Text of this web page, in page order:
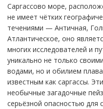
Саргассово море,
не имеет чётких
течениями — Античная,
Атлантическое, оно
многих исследователей и
уникально не только
водами, но и обилием
известным как саргассы.
необычные загадочные
серьёзной опасностью для